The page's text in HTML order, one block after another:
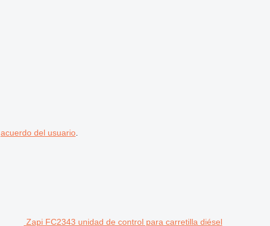
acuerdo del usuario.
Zapi FC2343 unidad de control para carretilla diésel